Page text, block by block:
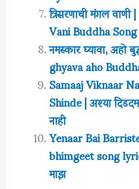
त्रिसरणाची मंगल
Vani Buddha
नमस्कार घ्यावा, अहो
ghyava aho
Samaaj Viknaar
Shinde | अश्या
नाही
Yenaar Bai
bhimgeet song
माझ